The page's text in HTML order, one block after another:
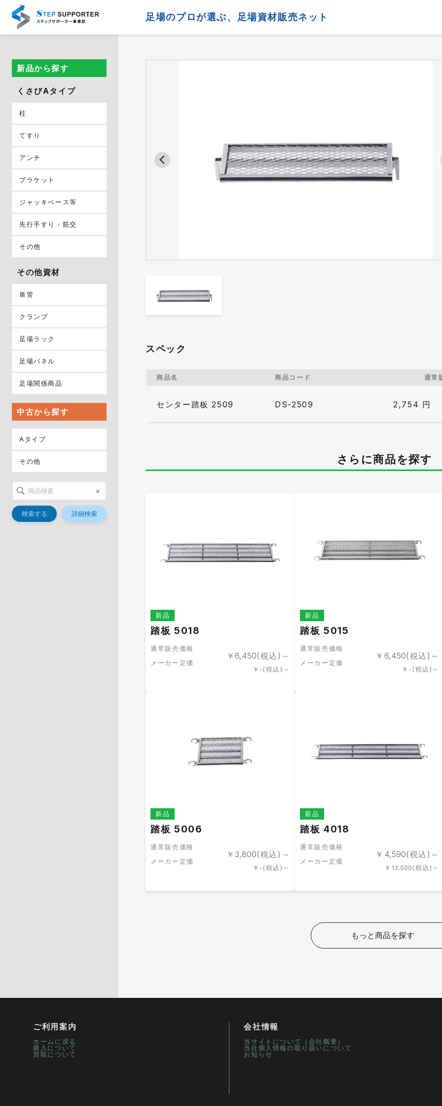
足場のプロが選ぶ、 足場資材販売ネット
新品から探す
くさびAタイプ
柱
てすり
アンチ
ブラケット
ジャッキベース等
先行手すり・筋交
その他
その他資材
単管
クランプ
足場ラック
足場パネル
足場関係商品
中古から探す
Aタイプ
その他
×
検索する 詳細検索
スペック
商品名 商品コード 通常
センター踏板 2509 DS-2509 2,754 円
さらに商品を探す
新品
踏板 5018
通常販売価格
￥6,450(税込)～
メーカー定価
￥ -(税込)～
新品
踏板 5015
通常販売価格
￥6,450(税込)～
メーカー定価
￥ -(税込)～
新品
踏板 5006
通常販売価格
￥3,800(税込)～
メーカー定価
￥ -(税込)～
新品
踏板 4018
通常販売価格
￥ 4,590(税込)～
メーカー定価
￥13,500(税込)～
もっと商品を探す
ご利用案内
ホームに戻る
購入について
買取について
会社情報
当サイトについて（会社概要）
当社個人情報の取り扱いについて
お知らせ